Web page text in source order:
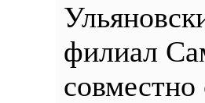
филиал